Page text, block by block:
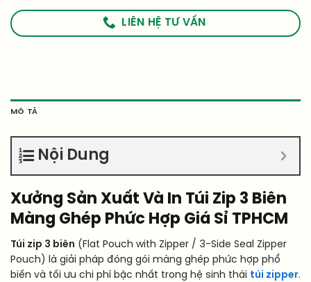
LIÊN HỆ TƯ VẤN
MÔ TẢ
Nội Dung
Xưởng Sản Xuất Và In Túi Zip 3 Biên
Màng Ghép Phức Hợp Giá Sỉ TPHCM
Túi zip 3 biên (Flat Pouch with Zipper / 3-Side Seal Zipper
Pouch) là giải pháp đóng gói màng ghép phức hợp phổ
biến và tối ưu chi phí bậc nhất trong hệ sinh thái túi zipper.